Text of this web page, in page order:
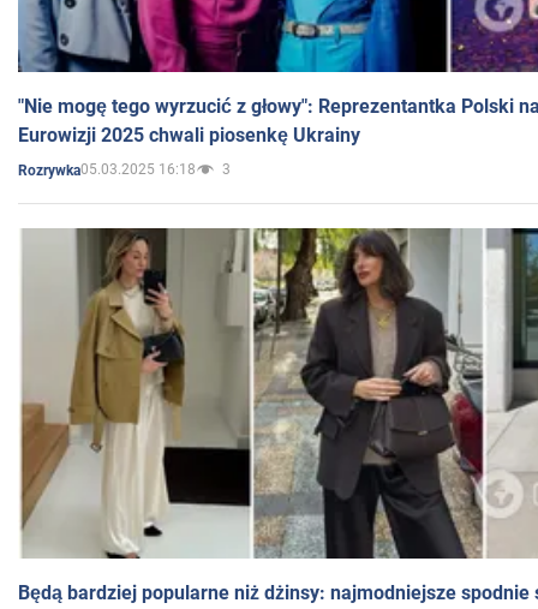
"Nie mogę tego wyrzucić z głowy": Reprezentantka Polski
Eurowizji 2025 chwali piosenkę Ukrainy
Rozrywka05.03.2025 16:18 3
Będą bardziej popularne niż dżinsy: najmodniejsze spodnie